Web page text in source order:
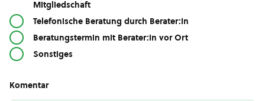
Mitgliedschaft
Telefonische Beratung durch Berater:in
Beratungstermin mit Berater:in vor Ort
Sonstiges
Komentar